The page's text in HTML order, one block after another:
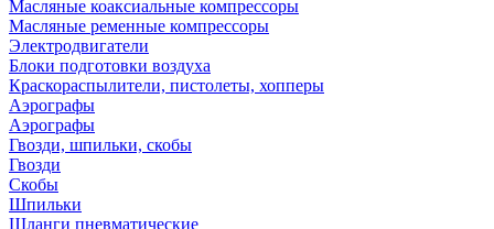
Масляные коаксиальные компрессоры
Масляные ременные компрессоры
Электродвигатели
Блоки подготовки воздуха
Краскораспылители, пистолеты, хопперы
Аэрографы
Аэрографы
Гвозди, шпильки, скобы
Гвозди
Скобы
Шпильки
Шланги пневматические